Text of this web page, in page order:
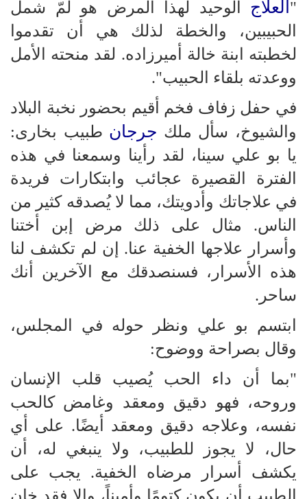
" العلاج الوحيد لهذا المرض هو لمّ شمل
الحبيبين، والخطة لذلك هي أن تقدموا
لخطبته ابنة خالة أميرزاده. لقد منحته الأمل
ووعدته بلقاء الحبيب".
في حفل زفاف فخم أقيم بحضور نخبة البلاد
والشيوخ، سأل ملك جرجان طبيب بخارى:
يا بو علي سينا، لقد رأينا وسمعنا في هذه
الفترة القصيرة عجائب وابتكارات فريدة
في علاجاتك وأدويتك، مما لا يُصدقه كثير من
الناس. مثال على ذلك مرض إبن أختنا
وأسرار علاجها الخفية عنا. إن لم تكشف لنا
هذه الأسرار، فسنصدقك مع الآخرين أنك
ساحر.
ابتسم بو علي ونظر حوله في المجلس،
وقال بصراحة ووضوح:
"بما أن داء الحب يُصيب قلب الإنسان
وروحه، فهو دقيق ومعقد وغامض كالحب
نفسه، وعلاجه دقيق ومعقد أيضًا. على أي
حال، لا يجوز للطبيب، ولا ينبغي له، أن
يكشف أسرار مرضاه الخفية. يجب على